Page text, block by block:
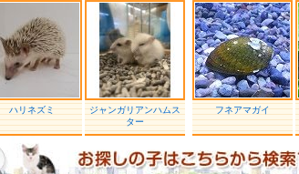
ハリネズミ
ジャンガリアンハムス
ター
フネアマガイ